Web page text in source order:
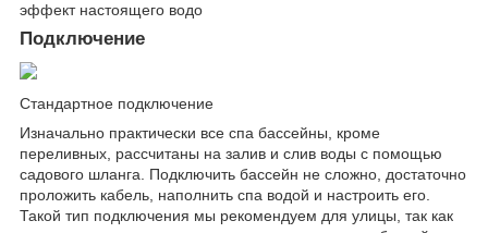
эффект настоящего водо
Подключение
Стандартное подключение
Изначально практически все спа бассейны, кроме
переливных, рассчитаны на залив и слив воды с помощью
садового шланга. Подключить бассейн не сложно, достаточно
проложить кабель, наполнить спа водой и настроить его.
Такой тип подключения мы рекомендуем для улицы, так как